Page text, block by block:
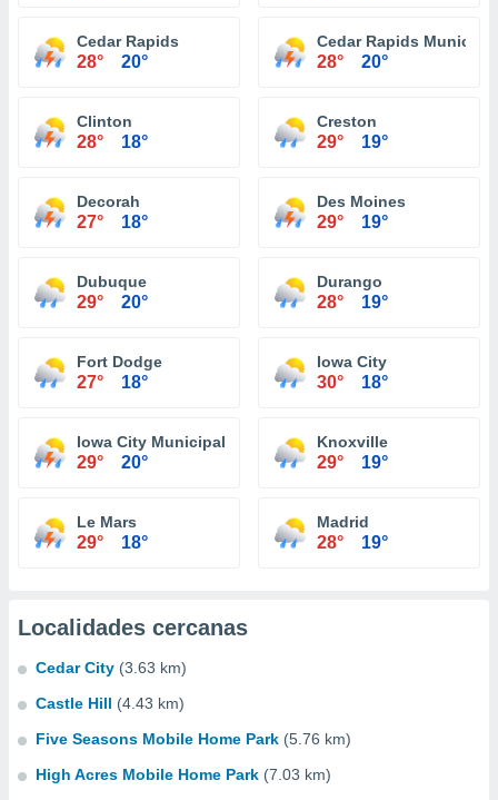
Cedar Rapids
28° 20°
Cedar Rapids
28° 20°
Clinton
28° 18°
Creston
29° 19°
Decorah
27° 18°
Des Moines
29° 19°
Dubuque
29° 20°
Durango
28° 19°
Fort Dodge
27° 18°
Iowa City
30° 18°
Iowa City Municipal Airport
29° 20°
Knoxville
29° 19°
Le Mars
29° 18°
Madrid
28° 19°
Localidades cercanas
Cedar City (3.63 km)
Castle Hill (4.43 km)
Five Seasons Mobile Home Park (5.76 km)
High Acres Mobile Home Park (7.03 km)